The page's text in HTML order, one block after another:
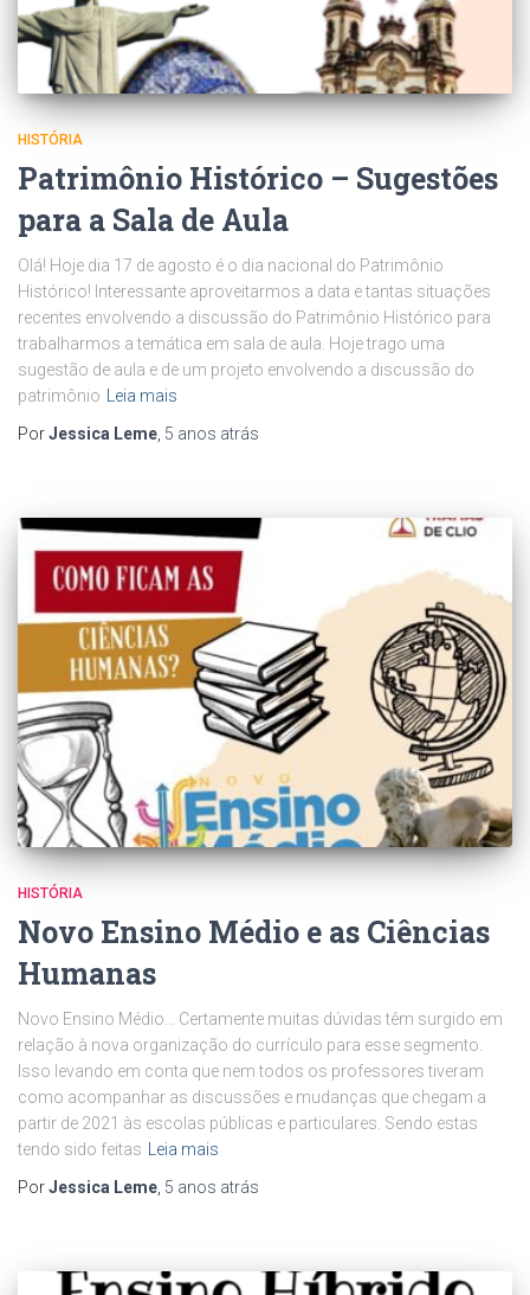
HISTÓRIA
Patrimônio Histórico – Sugestões
para a Sala de Aula
Olá! Hoje dia 17 de agosto é o dia nacional do Patrimônio
Histórico! Interessante aproveitarmos a data e tantas situações
recentes envolvendo a discussão do Patrimônio Histórico para
trabalharmos a temática em sala de aula. Hoje trago uma
sugestão de aula e de um projeto envolvendo a discussão do
patrimônio Leia mais
PorJessica Leme 5 anos atrás
HISTÓRIA
Novo Ensino Médio e as Ciências
Humanas
Novo Ensino Médio… Certamente muitas dúvidas têm surgido em
relação à nova organização do currículo para esse segmento.
Isso levando em conta que nem todos os professores tiveram
como acompanhar as discussões e mudanças que chegam a
partir de 2021 às escolas públicas e particulares. Sendo estas
tendo sido feitas Leia mais
PorJessica Leme, 5 anos atrás